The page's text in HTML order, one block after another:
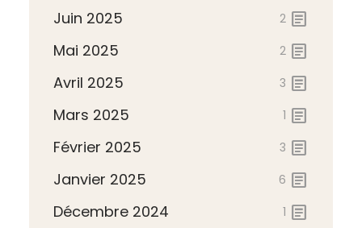
Juin 2025 2 article
Mai 2025 2 article
Avril 2025 3 article
Mars 2025 1 article
Février 2025 3 article
Janvier 2025 6 article
Décembre 2024 1 article